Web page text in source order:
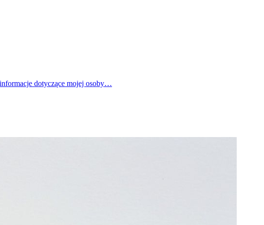
dotyczące mojej osoby…